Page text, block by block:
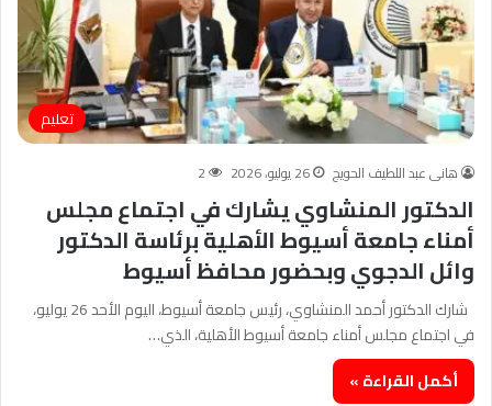
تعليم
هانى عبد اللطيف الحويج 26 يوليو، 2026 2
الدكتور المنشاوي يشارك في اجتماع مجلس
أمناء جامعة أسيوط الأهلية برئاسة الدكتور
وائل الدجوي وبحضور محافظ أسيوط
شارك الدكتور أحمد المنشاوي، رئيس جامعة أسيوط، اليوم الأحد 26 يوليو،
في اجتماع مجلس أمناء جامعة أسيوط الأهلية، الذي…
أكمل القراءة »